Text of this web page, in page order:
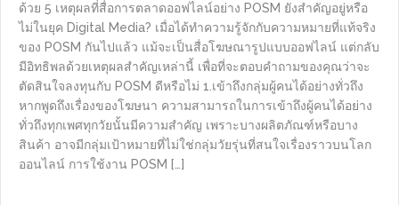
ด้วย 5 เหตุผลที่สื่อการตลาดออฟไลน์อย่าง POSM ยังสำคัญอยู่หรือ
ไม่ในยุค Digital Media? เมื่อได้ทำความรู้จักกับความหมายที่แท้จริง
ของ POSM กันไปแล้ว แม้จะเป็นสื่อโฆษณารูปแบบออฟไลน์ แต่กลับ
มีอิทธิพลด้วยเหตุผลสำคัญเหล่านี้ เพื่อที่จะตอบคำถามของคุณว่าจะ
ตัดสินใจลงทุนกับ POSM ดีหรือไม่ 1.เข้าถึงกลุ่มผู้คนได้อย่างทั่วถึง
หากพูดถึงเรื่องของโฆษนา ความสามารถในการเข้าถึงผู้คนได้อย่าง
ทั่วถึงทุกเพศทุกวัยนั้นมีความสำคัญ เพราะบางผลิตภัณฑ์หรือบาง
สินค้า อาจมีกลุ่มเป้าหมายที่ไม่ใช่กลุ่มวัยรุ่นที่สนใจเรื่องราวบนโลก
ออนไลน์ การใช้งาน POSM […]